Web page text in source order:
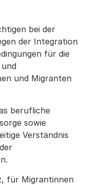
bei der
der Integration
für die
und Migranten
berufliche
sowie
Verständnis
für Migrantinnen